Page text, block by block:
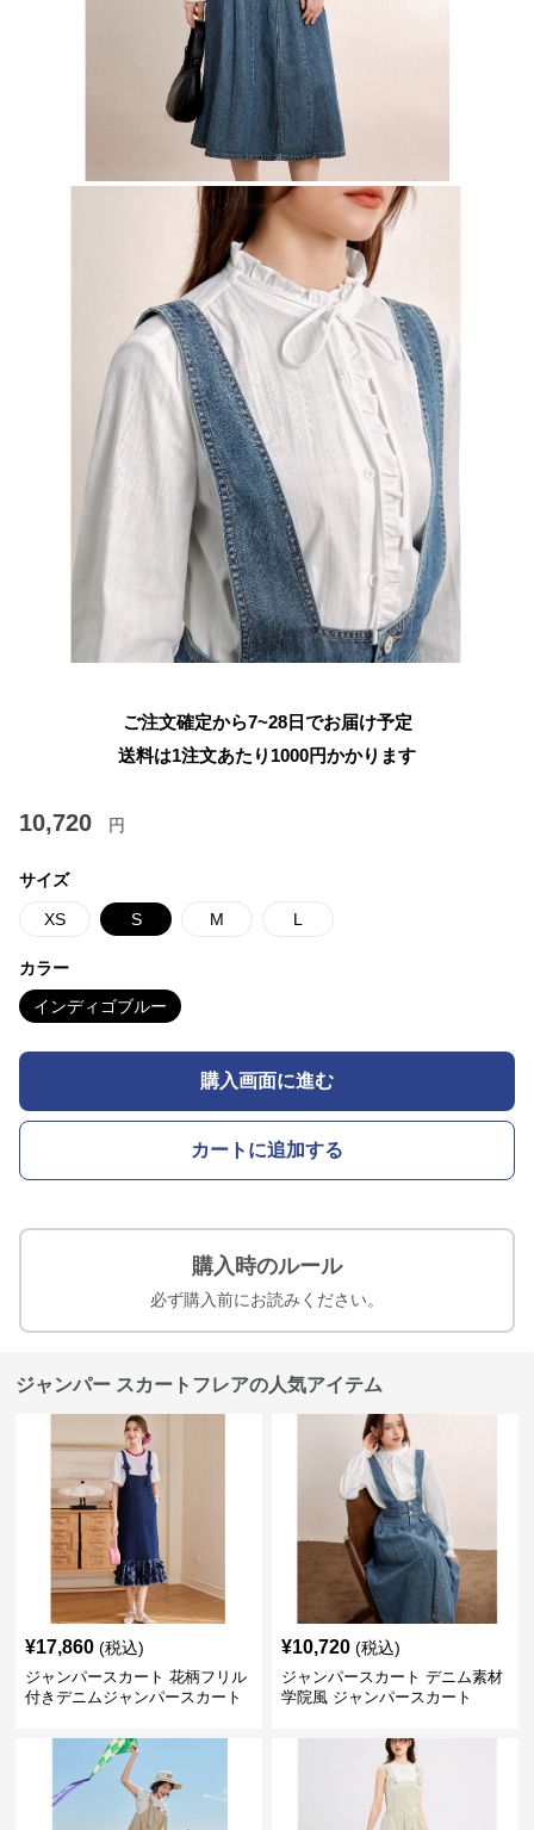
ご注文確定から7~28日でお届け予定
送料は1注文あたり 1000円かかります
10,720 円
サイズ
XS S M L
カラー
インディゴブルー
購入画面に進む
カートに追加する
購入時のルール
必ず購入前にお読みください。
ジャンパー スカートフレアの人気アイテム
¥17,860 (税込)
ジャンパースカート 花柄フリル
付きデニムジャンパースカート
¥10,720 (税込)
ジャンパースカート デニム素材
学院風 ジャンパースカート